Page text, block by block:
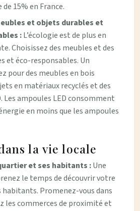
15% en France.
et objets durables et
:L’écologie est de plus en
Choisissez des meubles et des
et éco-responsables. Un
pour des meubles en bois
en matériaux recyclés et des
Les ampoules LED consomment
en moins que les ampoules
la vie locale
et ses habitants :Une
le temps de découvrir votre
Promenez-vous dans
les commerces de proximité et